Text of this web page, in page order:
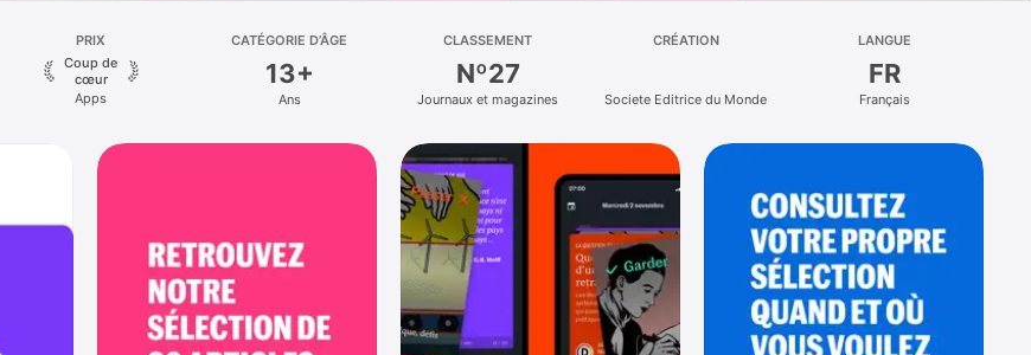
PRIX
Coup de
cœur
Apps
CATÉGORIE D’ÂGE
13+
Ans
CLASSEMENT
Nº27
Journaux et magazines
CRÉATION
Societe Editrice du Monde
LANGUE
FR
Français